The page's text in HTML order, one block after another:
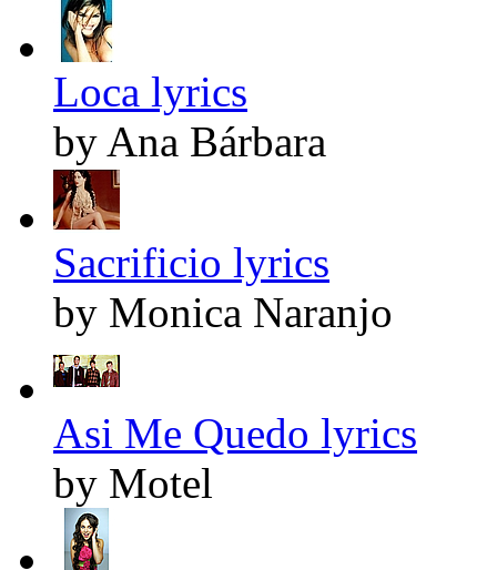
Loca lyrics
by Ana Bárbara
Sacrificio lyrics
by Monica Naranjo
Asi Me Quedo lyrics
by Motel